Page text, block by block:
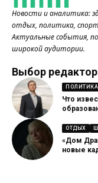
Новости и аналитика:
отдых, политика,
Актуальные события,
широкой аудитории.
Выбор
ПОЛИТИКА
Что
ОТДЫХ
«Дом
новые